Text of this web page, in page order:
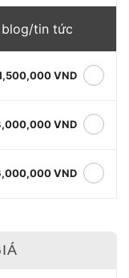
blog/tin tức
VND
VND
VND